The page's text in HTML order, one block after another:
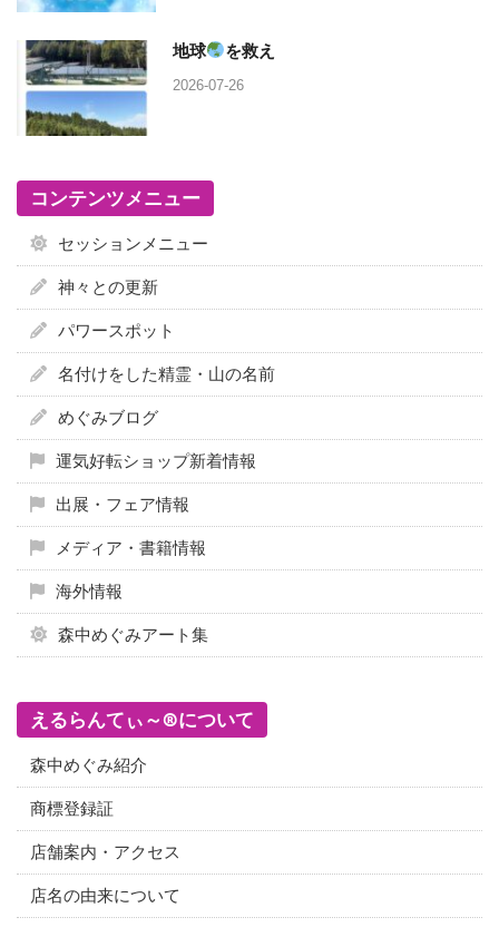
地球 を救え
2026-07-26
コンテンツメニュー
セッションメニュー
神々との更新
パワースポット
名付けをした精霊・山の名前
めぐみブログ
運気好転ショップ新着情報
出展・フェア情報
メディア・書籍情報
海外情報
森中めぐみアート集
えるらんてぃ～®について
森中めぐみ紹介
商標登録証
店舗案内・アクセス
店名の由来について